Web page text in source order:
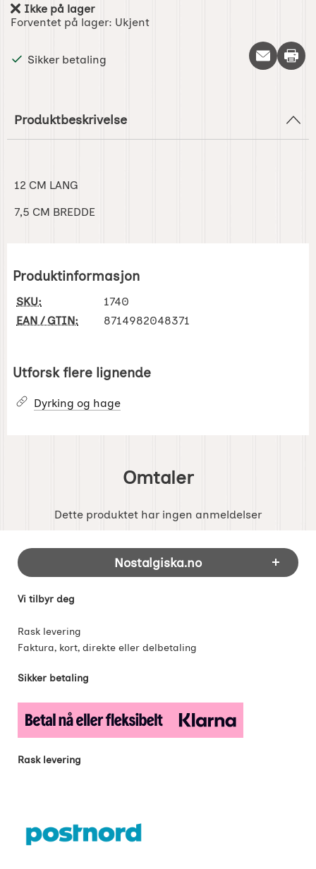
Produkttilgjengelighet:
Ikke på lager
Forventet på lager: Ukjent
Sikker betaling Skriv
Produktbeskrivelse
12 CM LANG
7,5 CM BREDDE
Produktinformasjon
SKU:
1740
EAN / GTIN:
8714982048371
Utforsk flere lignende
Dyrking og hage
Omtaler
Dette produktet har ingen anmeldelser
Footer-innhold Blandet informasjon og
Nostalgiska.no
Vi tilbyr deg
Rask levering
Faktura, kort, direkte eller delbetaling
Sikker betaling
Rask levering